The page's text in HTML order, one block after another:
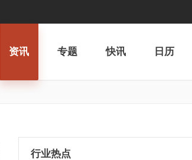
资讯 专题 快讯 日历
行业热点